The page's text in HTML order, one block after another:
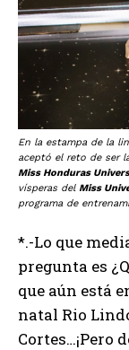
En la estampa de la
aceptó el reto de ser
Miss Honduras
vísperas del Miss
programa de
*.-Lo que
pregunta es
que aún está
natal Rio
Cortes…¡Pero